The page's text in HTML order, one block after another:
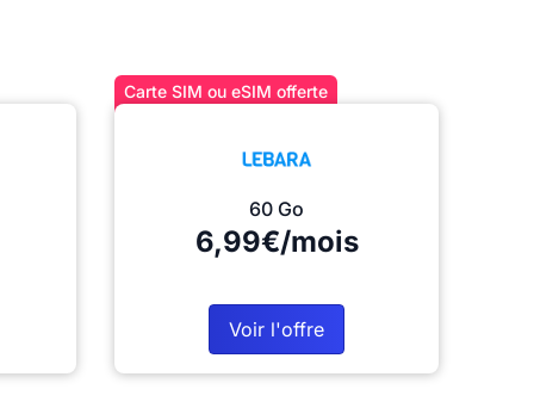
Carte SIM ou eSIM offerte
60 Go
6,99€/mois
Voir l'offre